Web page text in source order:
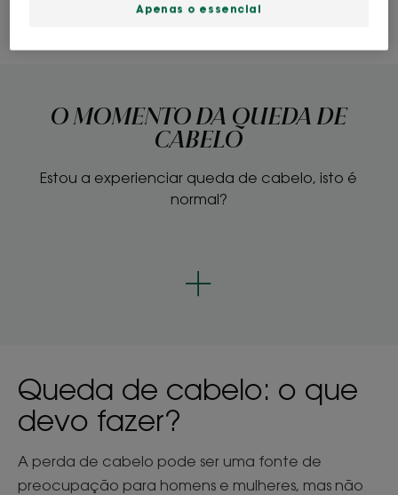
fortalecer o cabelo.
O MOMENTO DA QUEDA DE
CABELO
Estou a experienciar queda de cabelo, isto é
normal?
Queda de cabelo: o que
devo fazer?
A perda de cabelo pode ser uma fonte de
preocupação para homens e mulheres, mas não
Apenas o essencial